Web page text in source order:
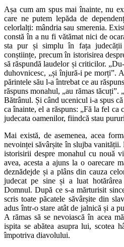
Așa cum am spus mai înainte, nu
care ne putem lepăda de
celorlalți: mândria sau smerenia.
constă în a nu fi vătămat nici de
sta pur și simplu în fața
conștiințe, precum în istorisirea
să răspundă laudelor și criticilor.
duhovnicesc, „și înjură-i pe morți”.
părintele său l-a întrebat ce au
răspuns monahul, „au rămas
Bătrânul. Și când ucenicul i-a spus
ca înainte, el a răspuns: „Fă la fel ca
judecata oamenilor, fiindcă stau
Mai există, de asemenea, acea
nevoinței săvârșite în slujba
istorisirii despre monahul cu nouă
avea, acesta a ajuns la o oarecare
deznădejde și a plâns din cauza
judecat pe sine și a luat
Domnul. După ce s-a mărturisit
scris toate păcatele săvârșite din
adus într-o stare atât de jalnică și a
A rămas să se nevoiască în acea
ispita se abătea asupra lui, scotea
împotriva diavolului.